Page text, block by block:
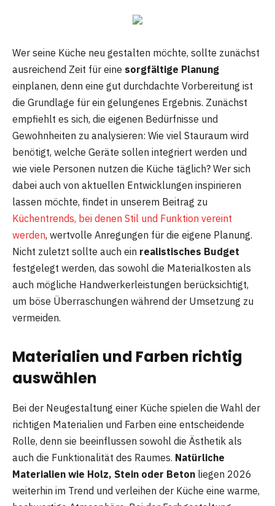
Wer seine Küche neu gestalten möchte, sollte zunächst
ausreichend Zeit für eine sorgfältige Planung
einplanen, denn eine gut durchdachte Vorbereitung ist
die Grundlage für ein gelungenes Ergebnis. Zunächst
empfiehlt es sich, die eigenen Bedürfnisse und
Gewohnheiten zu analysieren: Wie viel Stauraum wird
benötigt, welche Geräte sollen integriert werden und
wie viele Personen nutzen die Küche täglich? Wer sich
dabei auch von aktuellen Entwicklungen inspirieren
lassen möchte, findet in unserem Beitrag zu
Küchentrends, bei denen Stil und Funktion vereint
werden, wertvolle Anregungen für die eigene Planung.
Nicht zuletzt sollte auch ein realistisches Budget
festgelegt werden, das sowohl die Materialkosten als
auch mögliche Handwerkerleistungen berücksichtigt,
um böse Überraschungen während der Umsetzung zu
vermeiden.
Materialien und Farben richtig
auswählen
Bei der Neugestaltung einer Küche spielen die Wahl der
richtigen Materialien und Farben eine entscheidende
Rolle, denn sie beeinflussen sowohl die Ästhetik als
auch die Funktionalität des Raumes. Natürliche
Materialien wie Holz, Stein oder Beton liegen 2026
weiterhin im Trend und verleihen der Küche eine warme,